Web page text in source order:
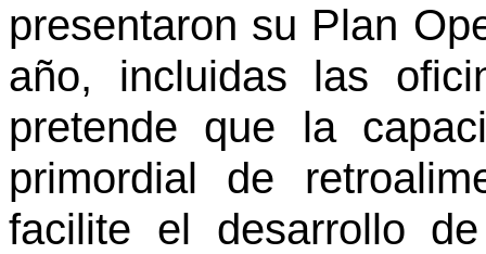
presentaron su Plan
año, incluidas las
pretende que la
primordial de
facilite el desarrollo